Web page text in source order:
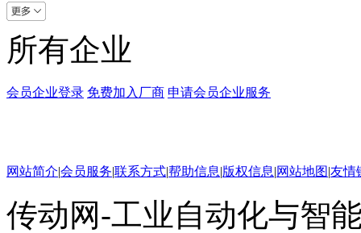
所有企业
会员企业登录 免费加入厂商 申请会员企业服务
网站简介|会员服务|联系方式|帮助信息|版权信息|网站地图|友情
传动网-工业自动化与智